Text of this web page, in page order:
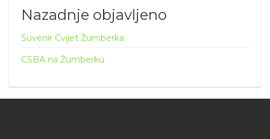
Nazadnje objavljeno
Suvenir Cvijet Žumberka
CSBA na Žumberku